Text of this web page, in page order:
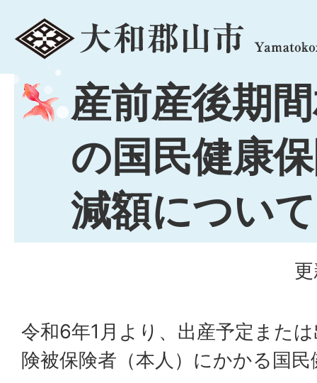
menu
産前産後期
の国民健康
減額について
令和6年1月より、出産予定また
険被保険者（本人）にかかる国